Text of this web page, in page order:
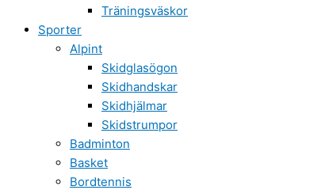
Träningsväskor
Sporter
Alpint
Skidglasögon
Skidhandskar
Skidhjälmar
Skidstrumpor
Badminton
Basket
Bordtennis